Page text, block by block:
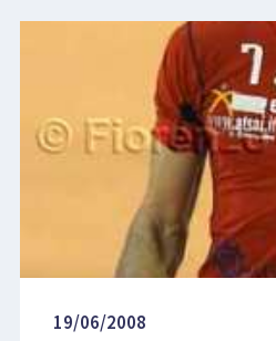
19/06/2008